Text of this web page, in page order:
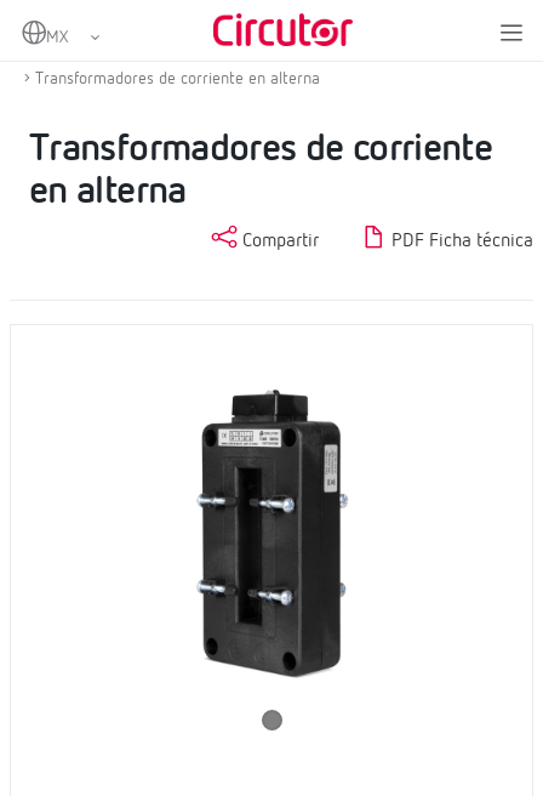
Home
Medida y control
Transformadores de corriente en alterna
Transformadores de corriente
en alterna
Compartir PDF Ficha técnica